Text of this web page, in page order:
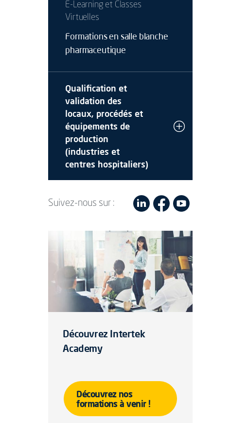
E-Learning et Classes
Virtuelles
Formations en salle blanche
pharmaceutique
Qualification et
validation des
locaux, procédés et
équipements de
production
(industries et
centres hospitaliers)
Suivez-nous sur :
Découvrez Intertek
Academy
Découvrez nos
formations à venir !